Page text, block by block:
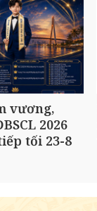
vương,
2026
tối 23-8